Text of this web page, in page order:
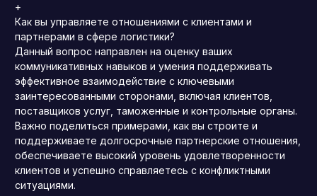
+
Как вы управляете отношениями с клиентами и
партнерами в сфере логистики?
Данный вопрос направлен на оценку ваших
коммуникативных навыков и умения поддерживать
эффективное взаимодействие с ключевыми
заинтересованными сторонами, включая клиентов,
поставщиков услуг, таможенные и контрольные органы.
Важно поделиться примерами, как вы строите и
поддерживаете долгосрочные партнерские отношения,
обеспечиваете высокий уровень удовлетворенности
клиентов и успешно справляетесь с конфликтными
ситуациями.